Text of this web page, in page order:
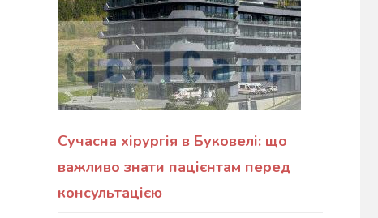
Сучасна хірургія в Буковелі: що
важливо знати пацієнтам перед
консультацією